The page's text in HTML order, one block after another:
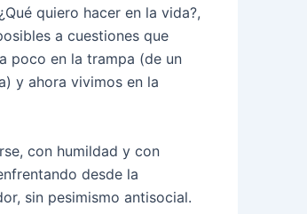
quiero hacer en la vida?,
a cuestiones que
poco en la trampa (de un
y ahora vivimos en la
con humildad y con
desde la
sin pesimismo antisocial.